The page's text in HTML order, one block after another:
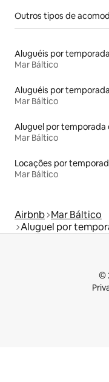
Outros tipos de
Mar Báltico
Mar Báltico
Mar Báltico
Mar Báltico
Airbnb Mar Báltico
Aluguel por
©